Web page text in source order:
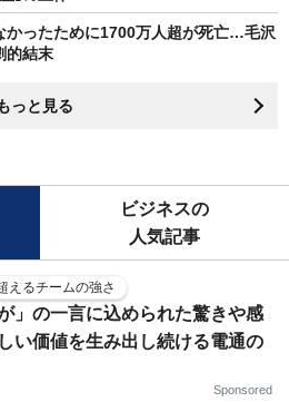
かったために1700万人超が死亡…毛沢
的結末
っと見る
ビジネスの
人気記事
えるチームの強さ
が」の一言に込められた驚きや感
い価値を生み出し続ける電通の
Sponsored